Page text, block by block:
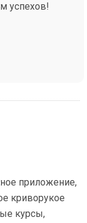
успехов!
приложение,
криворукое
курсы,